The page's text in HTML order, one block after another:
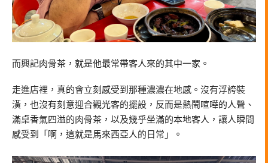
而興記肉骨茶，就是他最常帶客人來的其中一家。
走進店裡，真的會立刻感受到那種濃濃在地感。沒有浮誇裝
潢，也沒有刻意迎合觀光客的擺設，反而是熱鬧喧嘩的人聲、
滿桌香氣四溢的肉骨茶，以及幾乎坐滿的本地客人，讓人瞬間
感受到「啊，這就是馬來西亞人的日常」。